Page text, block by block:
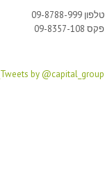
טלפון 09-8788-999
פקס 09-8357-108
Tweets by @capital_group_